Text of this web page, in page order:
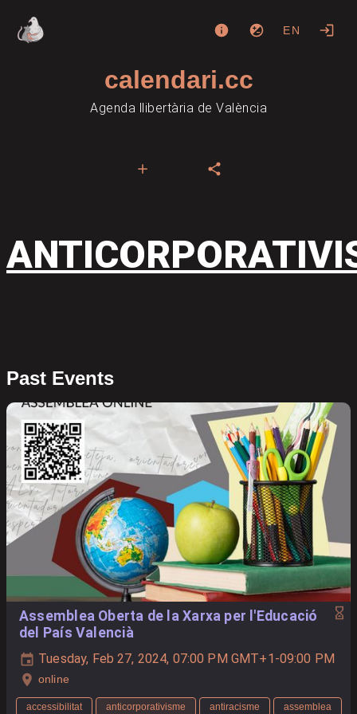
EN
calendari.cc
Agenda llibertària de València
Past Events
Assemblea Oberta de la Xarxa per l'Educació
del País Valencià
Tuesday, Feb 27, 2024, 07:00 PM GMT+1-09:00 PM
online
accessibilitat anticorporativisme antiracisme assemblea